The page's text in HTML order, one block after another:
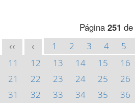
Página 251 de
<< < 1 2 3 4 5
11
12 13 14 15 16
21
22 23 24 25 26
31
32 33 34 35 36